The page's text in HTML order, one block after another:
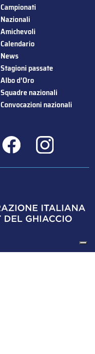
Campionati
Nazionali
Amichevoli
Calendario
News
Stagioni passate
Albo d’Oro
Squadre nazionali
Convocazioni nazionali